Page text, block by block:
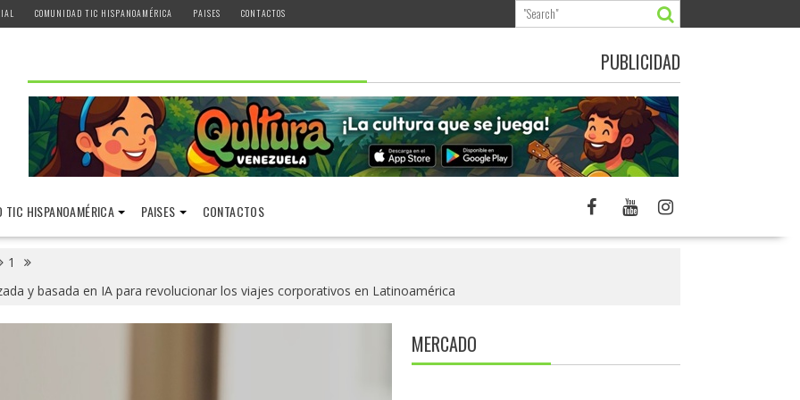
COMUNIDAD TIC HISPANOAMÉRICA PAISES CONTACTOS
PUBLICIDAD
TIC HISPANOAMÉRICA PAISES CONTACTOS
1
y basada en IA para revolucionar los viajes corporativos en Latinoamérica
MERCADO